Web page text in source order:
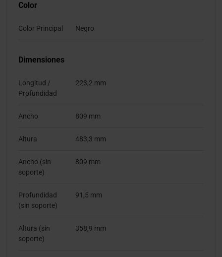
Color
Color Principal Negro
Dimensiones
Longitud /
Profundidad
223,2 mm
Ancho 809 mm
Altura 483,3 mm
Ancho (sin
soporte)
809 mm
Profundidad
(sin soporte)
91,5 mm
Altura (sin
soporte)
358,9 mm